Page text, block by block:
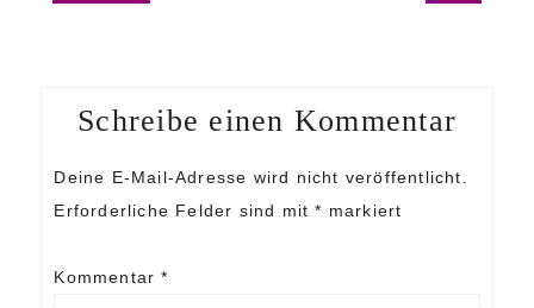
Schreibe einen Kommentar
Deine E-Mail-Adresse wird nicht veröffentlicht.
Erforderliche Felder sind mit* markiert
Kommentar*